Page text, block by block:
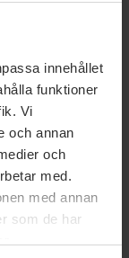
innehållet
funktioner
Vi
och annan
och
med.
med annan
som de har
Daniel